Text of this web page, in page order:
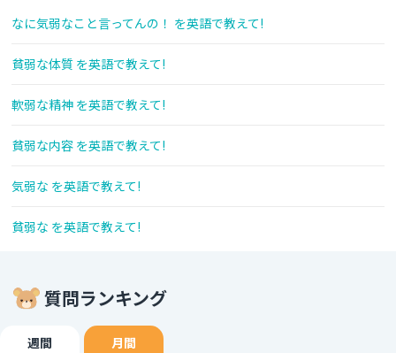
なに気弱なこと言ってんの！ を英語で教えて!
貧弱な体質 を英語で教えて!
軟弱な精神 を英語で教えて!
貧弱な内容 を英語で教えて!
気弱な を英語で教えて!
貧弱な を英語で教えて!
質問ランキング
週間 月間